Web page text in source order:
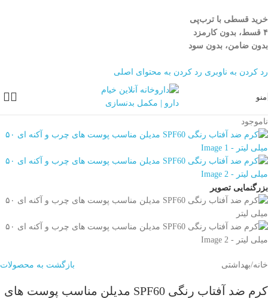
خرید قسطی با ترب‌پی
۴ قسط، بدون کارمزد
بدون ضامن، بدون سود
رد کردن به ناوبری رد کردن به محتوای اصلی
منو
ناموجود
بزرگنمایی تصویر
خانه/بهداشتی بازگشت به محصولات
کرم ضد آفتاب رنگی SPF60 مدیلن مناسب پوست های